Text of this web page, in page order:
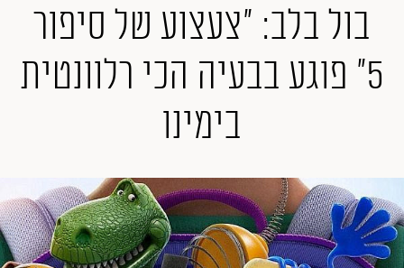
אופנה
ביוטי
סלבס
ערוצים נוספים
המגזין
בול בלב: "צעצוע של סיפור
5" פוגע בבעיה הכי רלוונטית
בימינו